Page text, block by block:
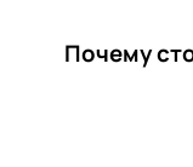
Почему